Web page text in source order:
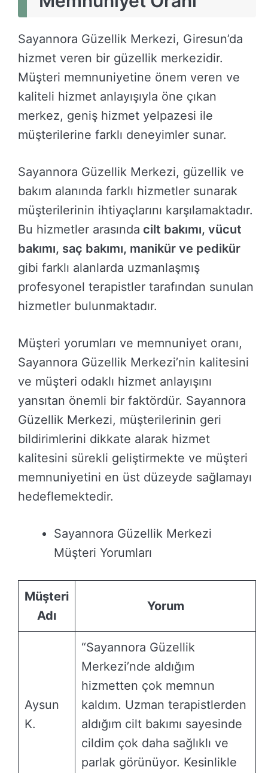
Sayannora Güzellik Merkezi, Giresun’da
hizmet veren bir güzellik merkezidir.
Müşteri memnuniyetine önem veren ve
kaliteli hizmet anlayışıyla öne çıkan
merkez, geniş hizmet yelpazesi ile
müşterilerine farklı deneyimler sunar.
Sayannora Güzellik Merkezi, güzellik ve
bakım alanında farklı hizmetler sunarak
müşterilerinin ihtiyaçlarını karşılamaktadır.
Bu hizmetler arasında cilt bakımı, vücut
bakımı, saç bakımı, manikür ve pedikür
gibi farklı alanlarda uzmanlaşmış
profesyonel terapistler tarafından sunulan
hizmetler bulunmaktadır.
Müşteri yorumları ve memnuniyet oranı,
Sayannora Güzellik Merkezi’nin kalitesini
ve müşteri odaklı hizmet anlayışını
yansıtan önemli bir faktördür. Sayannora
Güzellik Merkezi, müşterilerinin geri
bildirimlerini dikkate alarak hizmet
kalitesini sürekli geliştirmekte ve müşteri
memnuniyetini en üst düzeyde sağlamayı
hedeflemektedir.
Sayannora Güzellik Merkezi
Müşteri Yorumları
Müşteri
Adı
Yorum
Aysun
K.
“Sayannora Güzellik
Merkezi’nde aldığım
hizmetten çok memnun
kaldım. Uzman terapistlerden
aldığım cilt bakımı sayesinde
cildim çok daha sağlıklı ve
parlak görünüyor. Kesinlikle